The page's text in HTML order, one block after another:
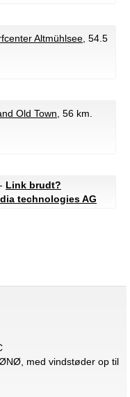
Altmühlsee , 54.5
Old Town , 56 km.
Link brudt?
technologies AG
med vindstøder op til